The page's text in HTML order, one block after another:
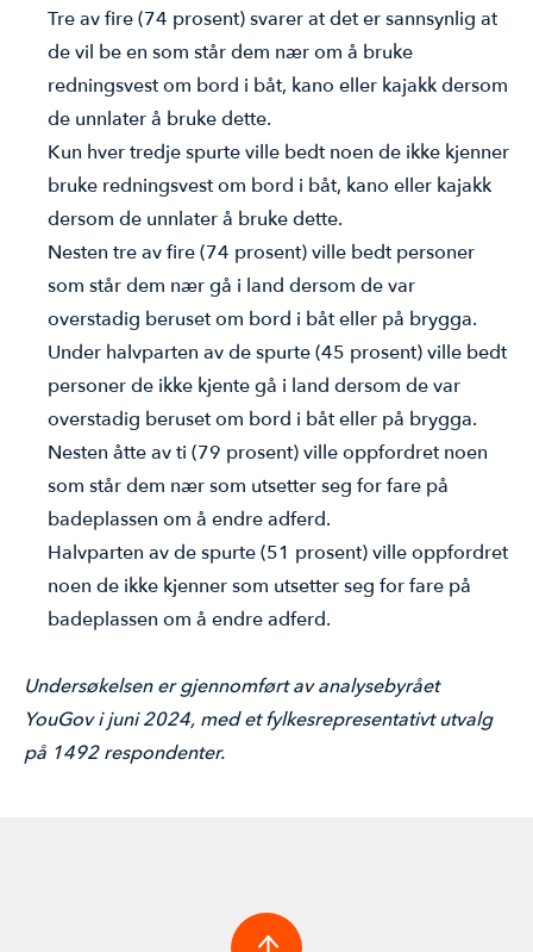
Tre av fire (74 prosent) svarer at det er sannsynlig at
de vil be en som står dem nær om å bruke
redningsvest om bord i båt, kano eller kajakk dersom
de unnlater å bruke dette.
Kun hver tredje spurte ville bedt noen de ikke kjenner
bruke redningsvest om bord i båt, kano eller kajakk
dersom de unnlater å bruke dette.
Nesten tre av fire (74 prosent) ville bedt personer
som står dem nær gå i land dersom de var
overstadig beruset om bord i båt eller på brygga.
Under halvparten av de spurte (45 prosent) ville bedt
personer de ikke kjente gå i land dersom de var
overstadig beruset om bord i båt eller på brygga.
Nesten åtte av ti (79 prosent) ville oppfordret noen
som står dem nær som utsetter seg for fare på
badeplassen om å endre adferd.
Halvparten av de spurte (51 prosent) ville oppfordret
noen de ikke kjenner som utsetter seg for fare på
badeplassen om å endre adferd.
Undersøkelsen er gjennomført av analysebyrået
YouGov i juni 2024, med et fylkesrepresentativt utvalg
på 1492 respondenter.